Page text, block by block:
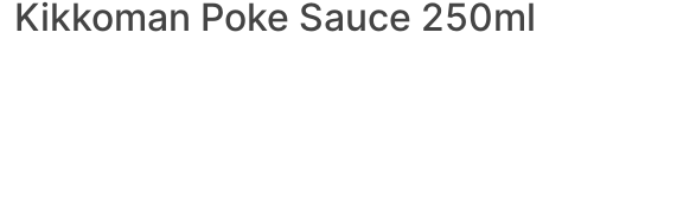
Kikkoman Poke Sauce 250ml